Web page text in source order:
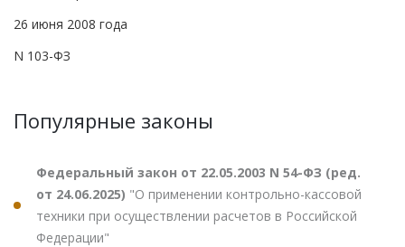
26 июня 2008 года
N 103-ФЗ
Популярные законы
Федеральный закон от 22.05.2003 N 54-ФЗ (ред.
от 24.06.2025) "О применении контрольно-кассовой
техники при осуществлении расчетов в Российской
Федерации"